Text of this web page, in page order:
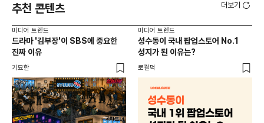
추천 콘텐츠 더보기
미디어 트렌드
드라마 '김부장'이 SBS에 중요한
진짜 이유
기묘한
미디어 트렌드
성수동이 국내 팝업스토어 No.1
성지가 된 이유는?
로컬덕